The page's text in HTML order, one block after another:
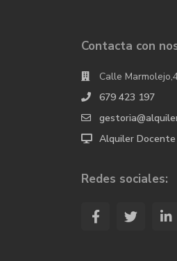
Contacta con
Calle
679 423 197
Alquiler Docente
Redes sociales: